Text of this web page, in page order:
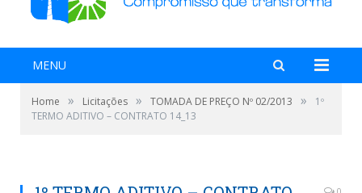
MENU
Home » Licitações » TOMADA DE PREÇO Nº 02/2013 »
1º
TERMO ADITIVO – CONTRATO 14_13